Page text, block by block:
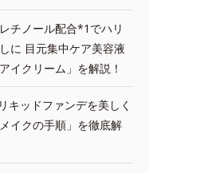
チノール配合*1でハリ
に 目元集中ケア美容液
イクリーム」を解説！
キッドファンデを美しく
イクの手順」を徹底解